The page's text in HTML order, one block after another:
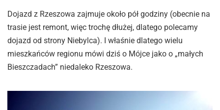
Dojazd z Rzeszowa zajmuje około pół godziny (obecnie na
trasie jest remont, więc trochę dłużej, dlatego polecamy
dojazd od strony Niebylca). I właśnie dlatego wielu
mieszkańców regionu mówi dziś o Mójce jako o „małych
Bieszczadach” niedaleko Rzeszowa.